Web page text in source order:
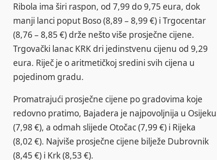
Ribola ima širi raspon, od 7,99 do 9,75 eura, dok
manji lanci poput Boso (8,89 – 8,99 €) i Trgocentar
(8,76 – 8,85 €) drže nešto više prosječne cijene.
Trgovački lanac KRK dri jedinstvenu cijenu od 9,29
eura. Riječ je o aritmetičkoj sredini svih cijena u
pojedinom gradu.
Promatrajući prosječne cijene po gradovima koje
redovno pratimo, Bajadera je najpovoljnija u Osijeku
(7,98 €), a odmah slijede Otočac (7,99 €) i Rijeka
(8,02 €). Najviše prosječne cijene bilježe Dubrovnik
(8,45 €) i Krk (8,53 €).